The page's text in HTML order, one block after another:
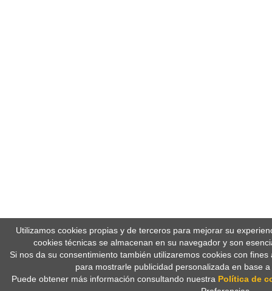
Utilizamos cookies propias y de terceros para mejorar su
cookies técnicas se almacenan en su navegador y son
Si nos da su consentimiento también utilizaremos cookies con
para mostrarle publicidad personalizada en base
Puede obtener más información consultando nuestra Política de